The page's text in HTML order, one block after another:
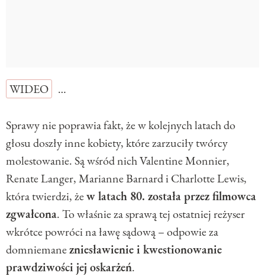
WIDEO …
Sprawy nie poprawia fakt, że w kolejnych latach do
głosu doszły inne kobiety, które zarzuciły twórcy
molestowanie. Są wśród nich Valentine Monnier,
Renate Langer, Marianne Barnard i Charlotte Lewis,
która twierdzi, żew latach 80. została przez filmowca
zgwałcona. To właśnie za sprawą tej ostatniej reżyser
wkrótce powróci na ławę sądową – odpowie za
domniemanezniesławienie i kwestionowanie
prawdziwości jej oskarżeń.